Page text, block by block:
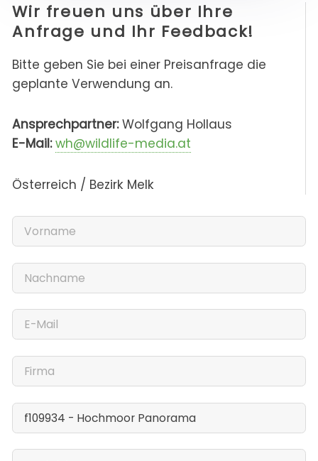
Wir freuen uns über Ihre
Anfrage und Ihr Feedback!
Bitte geben Sie bei einer Preisanfrage die
geplante Verwendung an.
Ansprechpartner:Wolfgang Hollaus
E-Mail: wh@wildlife-media.at
Österreich / Bezirk Melk